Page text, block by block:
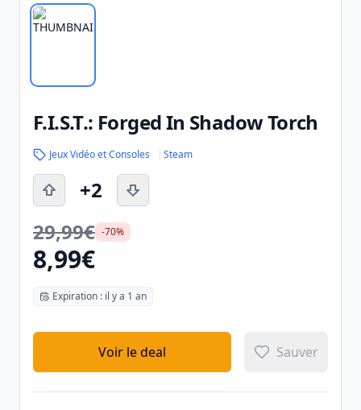
F.I.S.T.: Forged In Shadow Torch
Jeux Vidéo et Consoles Steam
+2
29,99€ -70%
8,99€
Expiration : il y a 1 an
Voir le deal Sauver